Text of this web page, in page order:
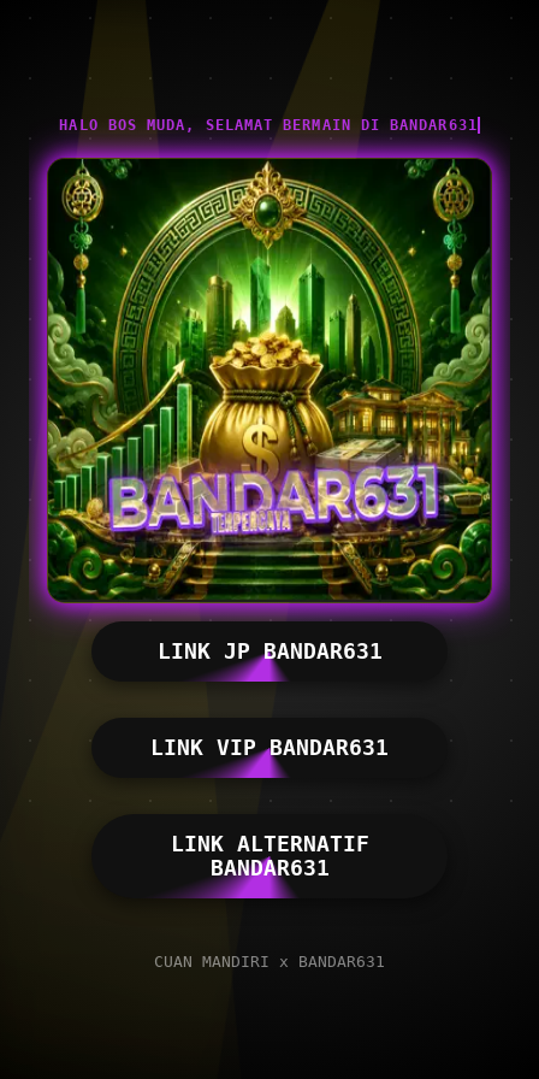
HALO BOS MUDA, SELAMAT BERMAIN DI BANDAR631
LINK JP BANDAR631
LINK VIP BANDAR631
LINK ALTERNATIF
BANDAR631
CUAN MANDIRI x BANDAR631